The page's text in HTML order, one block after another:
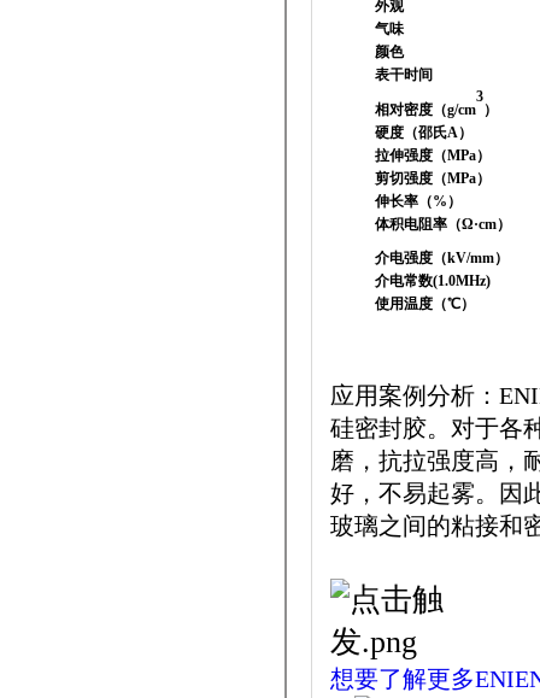
外观
气味
颜色
表干时间
相对密度（g/cm
3
）
硬度（邵氏A）
拉伸强度（MPa）
剪切强度（MPa）
伸长率（%）
体积电阻率（Ω·cm）
介电强度（kV/mm）
介电常数(1.0MHz)
使用温度（℃）
应用案例分析：
硅密封胶。对于各
磨，抗拉强度高，
好，不易起雾。因
玻璃之间的粘接和
想要了解更多